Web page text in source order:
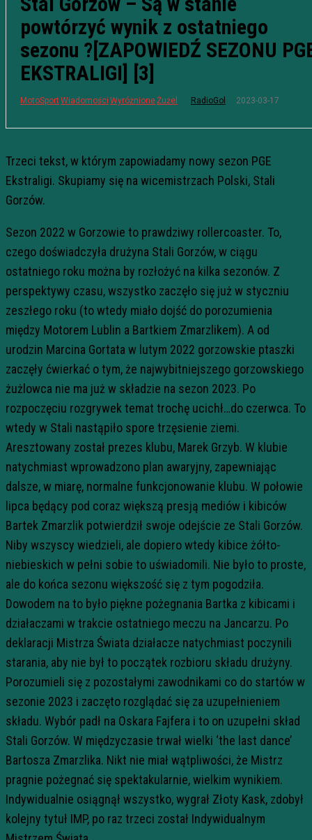
powtórzyć wynik z ostatniego
sezonu ?[ZAPOWIEDŹ SEZONU
EKSTRALIGI] [3]
MotoSportWiadomości WyróżnioneŻużel RadioGol 2023-03-17
Trzeci tekst, w którym zapowiadamy nowy sezon PGE
Ekstraligi. Skupiamy się na wicemistrzach Polski, Stali
Gorzów.
Sezon 2022 w Gorzowie to prawdziwy rollercoaster. To,
czego doświadczyła drużyna Stali Gorzów, w ciągu
ostatniego roku można by rozłożyć na kilka sezonów. Z
perspektywy czasu, wszystko zaczęło się już w styczniu
zeszłego roku (to wtedy miało dojść do porozumienia
między Motorem Lublin a Bartkiem Zmarzlikem). A od
urodzin Marcina Gortata w lutym 2022 gorzowskie ptaszki
zaczęły ćwierkać o tym, że najwybitniejszego gorzowskiego
żużlowca nie ma już w składzie na sezon 2023. Po
rozpoczęciu rozgrywek temat trochę ucichł…do czerwca. To
wtedy w Stali nastąpiło spore trzęsienie ziemi.
Aresztowany został prezes klubu, Marek Grzyb. W klubie
natychmiast wprowadzono plan awaryjny, zapewniając
dalsze, w miarę, normalne funkcjonowanie klubu. W połowie
lipca będący pod coraz większą presją mediów i kibiców
Bartek Zmarzlik potwierdził swoje odejście ze Stali Gorzów.
Niby wszyscy wiedzieli, ale dopiero wtedy kibice żółto-
niebieskich w pełni sobie to uświadomili. Nie było to proste,
ale do końca sezonu większość się z tym pogodziła.
Dowodem na to było piękne pożegnania Bartka z kibicami i
działaczami w trakcie ostatniego meczu na Jancarzu. Po
deklaracji Mistrza Świata działacze natychmiast poczynili
starania, aby nie był to początek rozbioru składu drużyny.
Porozumieli się z pozostałymi zawodnikami co do startów w
sezonie 2023 i zaczęto rozglądać się za uzupełnieniem
składu. Wybór padł na Oskara Fajfera i to on uzupełni skład
Stali Gorzów. W międzyczasie trwał wielki ‘the last dance’
Bartosza Zmarzlika. Nikt nie miał wątpliwości, że Mistrz
pragnie pożegnać się spektakularnie, wielkim wynikiem.
Indywidualnie osiągnął wszystko, wygrał Złoty Kask, zdobył
kolejny tytuł IMP, po raz trzeci został Indywidualnym